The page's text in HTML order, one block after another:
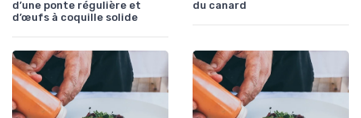
d’une ponte régulière et
d’œufs à coquille solide
du canard